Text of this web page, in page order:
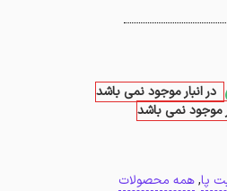
در انبار موجود نمی باشد
موجود نمی باشد
پا,همه محصولات